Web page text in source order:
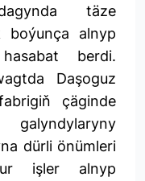
täze
boýunça alnyp
berdi.
Daşoguz
çäginde
dürli önümleri
işler alnyp